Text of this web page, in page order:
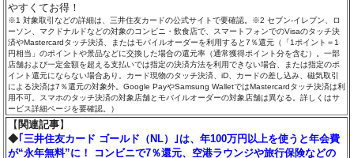
やすくてお得！
※1 対象取引などの詳細は、三井住友カードの公式サイトで要確認。※2 セブン‐イレブン、ロ
ーソン、マクドナルドなどの対象のコンビニ・飲食店で、スマートフォンでのVisaのタッチ決
済やMastercardタッチ決済、またはモバイルオーダーを利用すると7％還元（「1ポイント＝1
円相当」のポイントや景品などに交換した場合の還元率（通常獲得ポイント分を含む）。一部
店舗および一定金額を超える支払いでは指定の決済方法を利用できない場合、または指定のポ
イント還元にならない場合あり。カード現物のタッチ決済、iD、カードの差し込み、磁気取引
による決済は7％還元の対象外。Google PayやSamsung WalletではMastercardタッチ決済は利
用不可。スマホのタッチ決済の対象店舗とモバイルオーダーの対象店舗は異なる。詳しくはサ
ービス詳細ページを要確認。）
【 関連記事】
◆ ｢三井住友カード ゴールド（NL）｣は、年100万円以上を使うと年会費
が“永年無料”に！ コンビニで7％還元、空港ラウンジや旅行保険などの